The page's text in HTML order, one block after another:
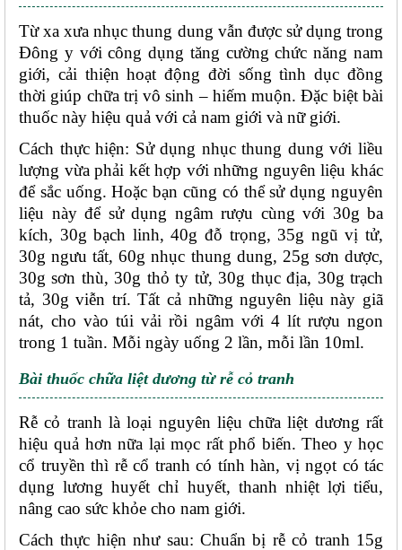
Từ xa xưa nhục thung dung vẫn được sử dụng trong
Đông y với công dụng tăng cường chức năng nam
giới, cải thiện hoạt động đời sống tình dục đồng
thời giúp chữa trị vô sinh – hiếm muộn. Đặc biệt bài
thuốc này hiệu quả với cả nam giới và nữ giới.
Cách thực hiện: Sử dụng nhục thung dung với liều
lượng vừa phải kết hợp với những nguyên liệu khác
để sắc uống. Hoặc bạn cũng có thể sử dụng nguyên
liệu này để sử dụng ngâm rượu cùng với 30g ba
kích, 30g bạch linh, 40g đỗ trọng, 35g ngũ vị tử,
30g ngưu tất, 60g nhục thung dung, 25g sơn dược,
30g sơn thù, 30g thỏ ty tử, 30g thục địa, 30g trạch
tả, 30g viễn trí. Tất cả những nguyên liệu này giã
nát, cho vào túi vải rồi ngâm với 4 lít rượu ngon
trong 1 tuần. Mỗi ngày uống 2 lần, mỗi lần 10ml.
Bài thuốc chữa liệt dương từ rễ cỏ tranh
Rễ cỏ tranh là loại nguyên liệu chữa liệt dương rất
hiệu quả hơn nữa lại mọc rất phổ biến. Theo y học
cổ truyền thì rễ cổ tranh có tính hàn, vị ngọt có tác
dụng lương huyết chỉ huyết, thanh nhiệt lợi tiểu,
nâng cao sức khỏe cho nam giới.
Cách thực hiện như sau: Chuẩn bị rễ cỏ tranh 15g